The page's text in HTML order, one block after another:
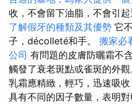
收，不會留下油脂，不會引起
了解假牙的種類及其優勢 它
子，décolleté和手。 搬家必
公司 有問題的皮膚防曬霜不
觸發了衰老斑點或雀斑的外觀
乳霜應精緻，輕巧，迅速吸
具有不同的因子數量，表明